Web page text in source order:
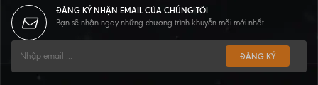
ĐĂNG KÝ NHẬN EMAIL CỦA CHÚNG TÔI
Bạn sẽ nhận ngay những chương trình khuyễn mãi mới nhất
ĐĂNG KÝ